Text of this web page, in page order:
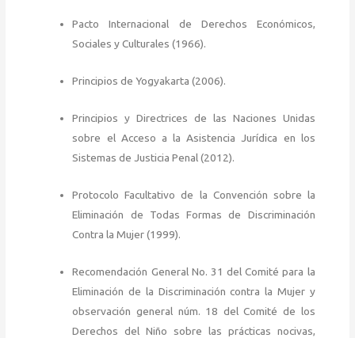
Pacto Internacional de Derechos Económicos,
Sociales y Culturales (1966).
Principios de Yogyakarta (2006).
Principios y Directrices de las Naciones Unidas
sobre el Acceso a la Asistencia Jurídica en los
Sistemas de Justicia Penal (2012).
Protocolo Facultativo de la Convención sobre la
Eliminación de Todas Formas de Discriminación
Contra la Mujer (1999).
Recomendación General No. 31 del Comité para la
Eliminación de la Discriminación contra la Mujer y
observación general núm. 18 del Comité de los
Derechos del Niño sobre las prácticas nocivas,